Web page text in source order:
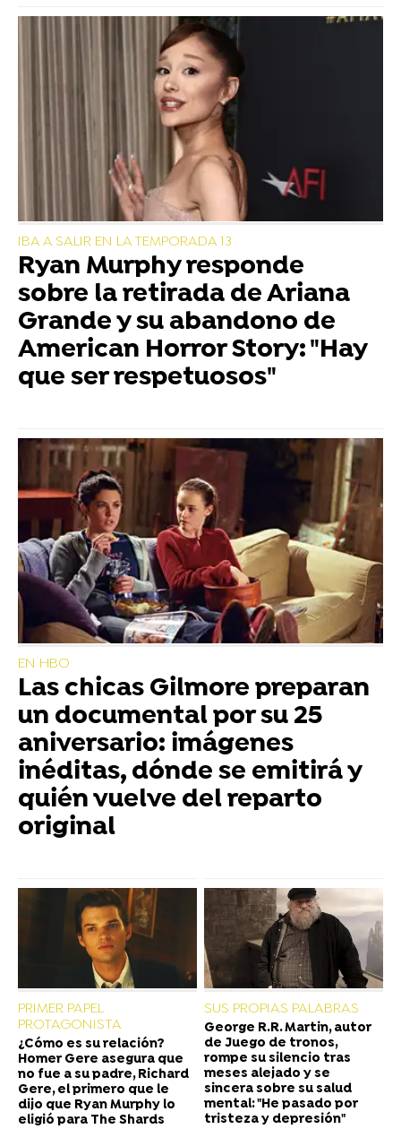
IBA A SALIR EN LA TEMPORADA 13
Ryan Murphy responde
sobre la retirada de Ariana
Grande y su abandono de
American Horror Story: "Hay
que ser respetuosos"
EN HBO
Las chicas Gilmore preparan
un documental por su 25
aniversario: imágenes
inéditas, dónde se emitirá y
quién vuelve del reparto
original
PRIMER PAPEL
PROTAGONISTA
¿Cómo es su relación?
Homer Gere asegura que
no fue a su padre, Richard
Gere, el primero que le
dijo que Ryan Murphy lo
eligió para The Shards
SUS PROPIAS PALABRAS
George R.R. Martin, autor
de Juego de tronos,
rompe su silencio tras
meses alejado y se
sincera sobre su salud
mental: "He pasado por
tristeza y depresión"